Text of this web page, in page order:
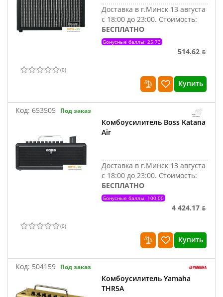
Доставка в г.Минск 13 августа
с 18:00 до 23:00. Стоимость:
БЕСПЛАТНО
Бонусные баллы: 25.73
514.62 ƃ
(0)
Купить
Код: 653505 Под заказ
Комбоусилитель Boss Katana
Air
Доставка в г.Минск 13 августа
с 18:00 до 23:00. Стоимость:
БЕСПЛАТНО
Бонусные баллы: 100.00
4 424.17 ƃ
(0)
Купить
Код: 504159 Под заказ
Комбоусилитель Yamaha
THR5A